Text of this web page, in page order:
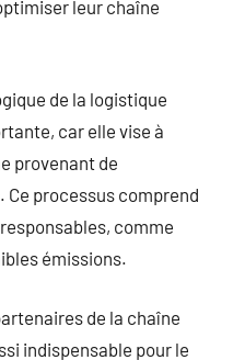
leur chaîne
de la logistique
car elle vise à
provenant de
Ce processus comprend
comme
émissions.
de la chaîne
indispensable pour le